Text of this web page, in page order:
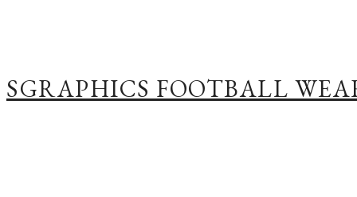
SGRAPHICS FOOTBALL